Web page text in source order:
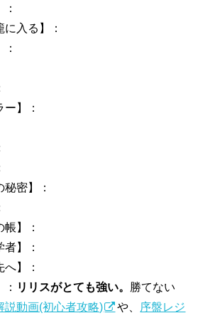
入る】：
】：
密】：
】：
】：
】：
リリスがとても強い。 勝てない
説動画(初心者攻略) や、 序盤レジ